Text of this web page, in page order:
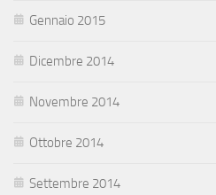
Gennaio 2015
Dicembre 2014
Novembre 2014
Ottobre 2014
Settembre 2014